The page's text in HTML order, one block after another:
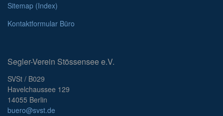
Sitemap (Index)
Kontaktformular Büro
Segler-Verein Stössensee e.V.
SVSt / B029
Havelchaussee 129
14055 Berlin
buero@svst.de